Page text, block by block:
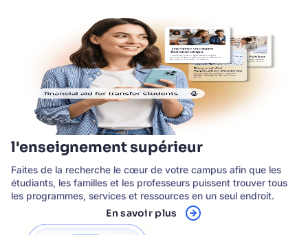
l'enseignement supérieur
Faites de la recherche le cœur de votre campus afin que les
étudiants, les familles et les professeurs puissent trouver tous
les programmes, services et ressources en un seul endroit.
En savoir plus